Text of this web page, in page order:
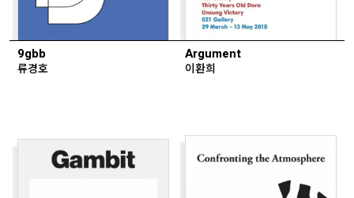
9gbb
류경호
Argument
이환희